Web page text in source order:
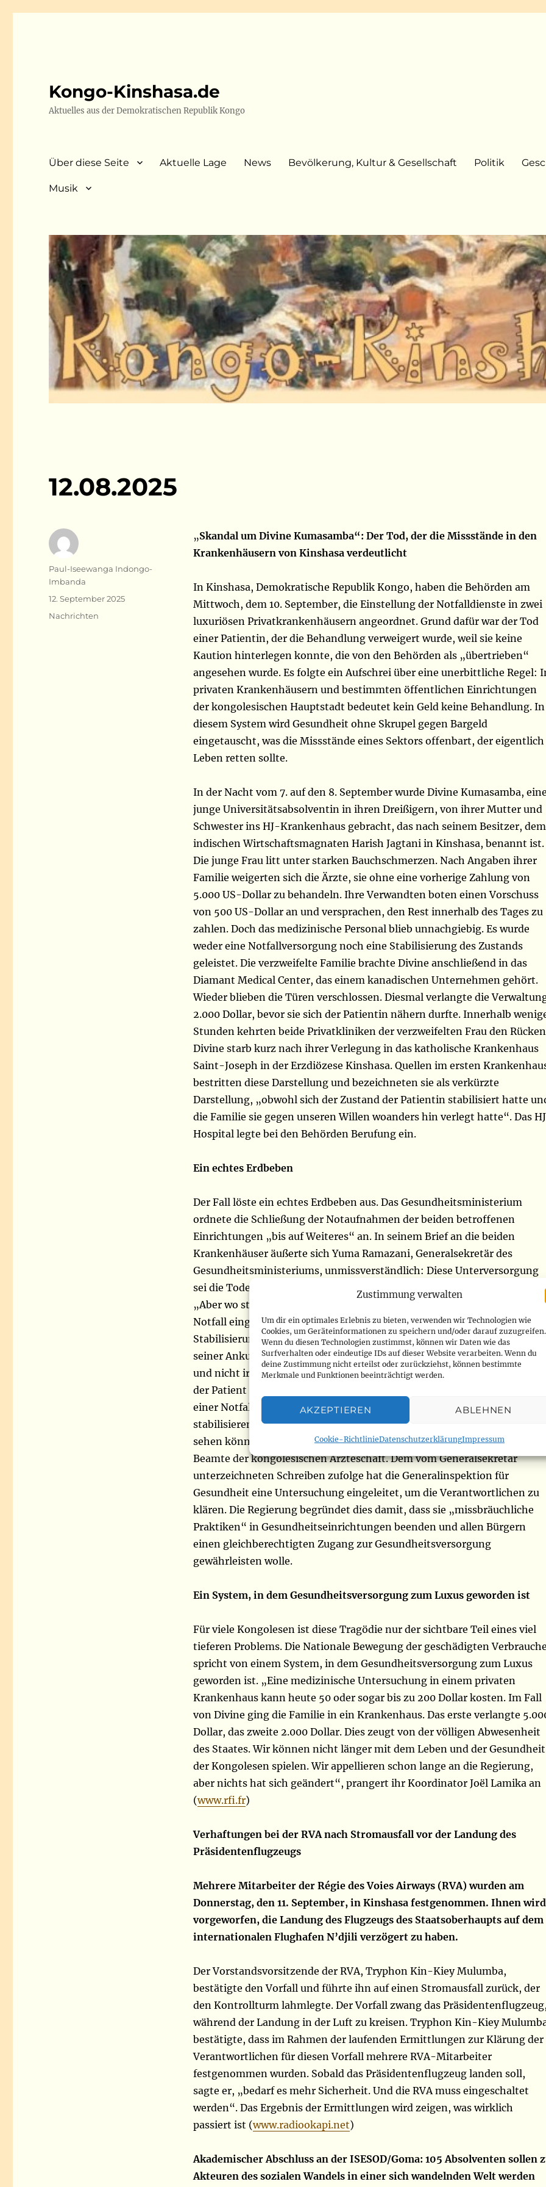
Zustimmung verwalten
Um dir ein optimales Erlebnis zu bieten, verwenden wir Technologien wie
Cookies, um Geräteinformationen zu speichern und/oder darauf zuzugreifen.
Wenn du diesen Technologien zustimmst, können wir Daten wie das
Surfverhalten oder eindeutige IDs auf dieser Website verarbeiten. Wenn du
deine Zustimmung nicht erteilst oder zurückziehst, können bestimmte
Merkmale und Funktionen beeinträchtigt werden.
AKZEPTIEREN ABLEHNEN
Cookie-RichtlinieDatenschutzerklärungImpressum
Kongo-Kinshasa.de
Aktuelles aus der Demokratischen Republik Kongo
Über diese Seite Aktuelle Lage News Bevölkerung, Kultur & Gesellschaft Politik
Musik
12.08.2025
„Skandal um Divine Kumasamba“: Der Tod, der die Missstände in den
Krankenhäusern von Kinshasa verdeutlicht
In Kinshasa, Demokratische Republik Kongo, haben die Behörden am
Mittwoch, dem 10. September, die Einstellung der Notfalldienste in zwei
luxuriösen Privatkrankenhäusern angeordnet. Grund dafür war der Tod
einer Patientin, der die Behandlung verweigert wurde, weil sie keine
Kaution hinterlegen konnte, die von den Behörden als „übertrieben“
angesehen wurde. Es folgte ein Aufschrei über eine unerbittliche Regel:
privaten Krankenhäusern und bestimmten öffentlichen Einrichtungen
der kongolesischen Hauptstadt bedeutet kein Geld keine Behandlung. In
diesem System wird Gesundheit ohne Skrupel gegen Bargeld
eingetauscht, was die Missstände eines Sektors offenbart, der eigentlich
Leben retten sollte.
In der Nacht vom 7. auf den 8. September wurde Divine Kumasamba,
junge Universitätsabsolventin in ihren Dreißigern, von ihrer Mutter und
Schwester ins HJ-Krankenhaus gebracht, das nach seinem Besitzer, dem
indischen Wirtschaftsmagnaten Harish Jagtani in Kinshasa, benannt ist.
Die junge Frau litt unter starken Bauchschmerzen. Nach Angaben ihrer
Familie weigerten sich die Ärzte, sie ohne eine vorherige Zahlung von
5.000 US-Dollar zu behandeln. Ihre Verwandten boten einen Vorschuss
von 500 US-Dollar an und versprachen, den Rest innerhalb des Tages zu
zahlen. Doch das medizinische Personal blieb unnachgiebig. Es wurde
weder eine Notfallversorgung noch eine Stabilisierung des Zustands
geleistet. Die verzweifelte Familie brachte Divine anschließend in das
Diamant Medical Center, das einem kanadischen Unternehmen gehört.
Wieder blieben die Türen verschlossen. Diesmal verlangte die
2.000 Dollar, bevor sie sich der Patientin nähern durfte. Innerhalb
Stunden kehrten beide Privatkliniken der verzweifelten Frau den
Divine starb kurz nach ihrer Verlegung in das katholische Krankenhaus
Saint-Joseph in der Erzdiözese Kinshasa. Quellen im ersten
bestritten diese Darstellung und bezeichneten sie als verkürzte
Darstellung, „obwohl sich der Zustand der Patientin stabilisiert hatte
die Familie sie gegen unseren Willen woanders hin verlegt hatte“. Das HJ
Hospital legte bei den Behörden Berufung ein.
Ein echtes Erdbeben
Der Fall löste ein echtes Erdbeben aus. Das Gesundheitsministerium
ordnete die Schließung der Notaufnahmen der beiden betroffenen
Einrichtungen „bis auf Weiteres“ an. In seinem Brief an die beiden
Krankenhäuser äußerte sich Yuma Ramazani, Generalsekretär des
Gesundheitsministeriums, unmissverständlich: Diese Unterversorgung
sei die Todesursache gewesen. Im Gespräch mit RFI zeigte er sich
„Aber wo stehen wir hier? Das ist nicht möglich. Wenn jemand in einem
Notfall eingeliefert wird, bedeutet das, dass er Erste Hilfe zur
Stabilisierung benötigt. Wir können nicht verstehen, dass jemand bei
seiner Ankunft und vor der Untersuchung eine Kaution hinterlegen
und nicht irgendeine Kaution. Das ist inakzeptabel. Wir sagen nicht, dass
der Patient kostenlos behandelt werden sollte. Der Patient kommt in
einer Notfallsituation. Ihm muss Erste Hilfe geleistet werden, um ihn zu
stabilisieren. Und dann kann man die Rechnung stellen. Der Patient wird
sehen können, wie viel er bezahlen kann“, beschwert sich der höchste
Beamte der kongolesischen Ärzteschaft. Dem vom Generalsekretär
unterzeichneten Schreiben zufolge hat die Generalinspektion für
Gesundheit eine Untersuchung eingeleitet, um die Verantwortlichen zu
klären. Die Regierung begründet dies damit, dass sie „missbräuchliche
Praktiken“ in Gesundheitseinrichtungen beenden und allen Bürgern
einen gleichberechtigten Zugang zur Gesundheitsversorgung
gewährleisten wolle.
Ein System, in dem Gesundheitsversorgung zum Luxus geworden ist
Für viele Kongolesen ist diese Tragödie nur der sichtbare Teil eines viel
tieferen Problems. Die Nationale Bewegung der geschädigten
spricht von einem System, in dem Gesundheitsversorgung zum Luxus
geworden ist. „Eine medizinische Untersuchung in einem privaten
Krankenhaus kann heute 50 oder sogar bis zu 200 Dollar kosten. Im Fall
von Divine ging die Familie in ein Krankenhaus. Das erste verlangte
Dollar, das zweite 2.000 Dollar. Dies zeugt von der völligen Abwesenheit
des Staates. Wir können nicht länger mit dem Leben und der Gesundheit
der Kongolesen spielen. Wir appellieren schon lange an die Regierung,
aber nichts hat sich geändert“, prangert ihr Koordinator Joël Lamika an
(www.rfi.fr)
Verhaftungen bei der RVA nach Stromausfall vor der Landung des
Präsidentenflugzeugs
Mehrere Mitarbeiter der Régie des Voies Airways (RVA) wurden am
Donnerstag, den 11. September, in Kinshasa festgenommen. Ihnen wird
vorgeworfen, die Landung des Flugzeugs des Staatsoberhaupts auf dem
internationalen Flughafen N’djili verzögert zu haben.
Der Vorstandsvorsitzende der RVA, Tryphon Kin-Kiey Mulumba,
bestätigte den Vorfall und führte ihn auf einen Stromausfall zurück, der
den Kontrollturm lahmlegte. Der Vorfall zwang das
während der Landung in der Luft zu kreisen. Tryphon Kin-Kiey
bestätigte, dass im Rahmen der laufenden Ermittlungen zur Klärung der
Verantwortlichen für diesen Vorfall mehrere RVA-Mitarbeiter
festgenommen wurden. Sobald das Präsidentenflugzeug landen soll,
sagte er, „bedarf es mehr Sicherheit. Und die RVA muss eingeschaltet
werden“. Das Ergebnis der Ermittlungen wird zeigen, was wirklich
passiert ist (www.radiookapi.net)
Akademischer Abschluss an der ISESOD/Goma: 105 Absolventen sollen
Akteuren des sozialen Wandels in einer sich wandelnden Welt werden
Autor
Paul-Iseewanga Indongo-
Imbanda
Veröffentlicht
12. September 2025
Kategorien
Nachrichten